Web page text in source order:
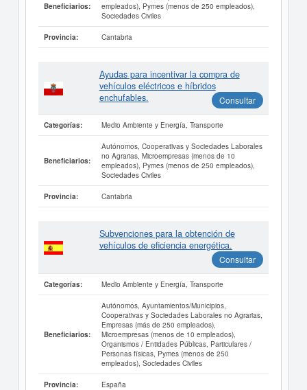
Beneficiarios:
empleados), Pymes (menos de 250 empleados),
Sociedades Civiles
Provincia: Cantabria
Ayudas para incentivar la compra de
vehículos eléctricos e híbridos
enchufables.
Consultar
Categorías: Medio Ambiente y Energía, Transporte
Beneficiarios:
Autónomos, Cooperativas y Sociedades Laborales
no Agrarias, Microempresas (menos de 10
empleados), Pymes (menos de 250 empleados),
Sociedades Civiles
Provincia: Cantabria
Subvenciones para la obtención de
vehículos de eficiencia energética.
Consultar
Categorías: Medio Ambiente y Energía, Transporte
Beneficiarios:
Autónomos, Ayuntamientos/Municipios,
Cooperativas y Sociedades Laborales no Agrarias,
Empresas (más de 250 empleados),
Microempresas (menos de 10 empleados),
Organismos / Entidades Públicas, Particulares /
Personas físicas, Pymes (menos de 250
empleados), Sociedades Civiles
Provincia: España